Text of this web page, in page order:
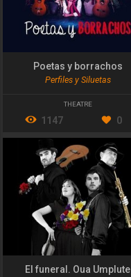
Poetas y borrachos
Perfiles y Siluetas
THEATRE
1147 0
El funeral. Oua Umplute